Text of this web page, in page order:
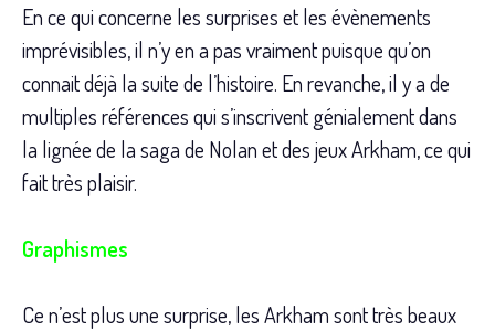
En ce qui concerne les surprises et les évènements
imprévisibles, il n’y en a pas vraiment puisque qu’on
connait déjà la suite de l’histoire. En revanche, il y a de
multiples références qui s’inscrivent génialement dans
la lignée de la saga de Nolan et des jeux Arkham, ce qui
fait très plaisir.
Graphismes
Ce n’est plus une surprise, les Arkham sont très beaux